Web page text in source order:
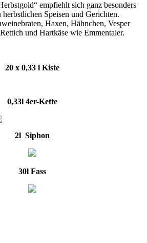
empfiehlt sich ganz besonders
Speisen und Gerichten.
Haxen, Hähnchen, Vesper
und Hartkäse wie Emmentaler.
20 x 0,33 l Kiste
0,33l 4er-Kette
2l Siphon
30l Fass